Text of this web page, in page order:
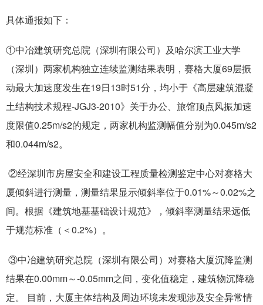
具体通报如下：
①中冶建筑研究总院（深圳有限公司）及哈尔滨工业大学
（深圳）两家机构独立连续监测结果表明，赛格大厦69层振
动最大加速度发生在19日13时51分，均小于《高层建筑混凝
土结构技术规程-JGJ3-2010》关于办公、旅馆顶点风振加速
度限值0.25m/s2的规定，两家机构监测幅值分别为0.045m/s2
和0.044m/s2。
②经深圳市房屋安全和建设工程质量检测鉴定中心对赛格大
厦倾斜进行测量，测量结果显示倾斜率位于0.01%～0.02%之
间。根据《建筑地基基础设计规范》，倾斜率测量结果远低
于规范标准（＜0.2%）。
③中冶建筑研究总院（深圳有限公司）对赛格大厦沉降监测
结果在0.00mm～-0.05mm之间，变化值稳定，建筑物沉降稳
定。 目前，大厦主体结构及周边环境未发现涉及安全异常情